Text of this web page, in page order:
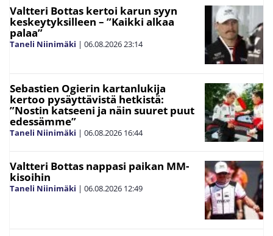
Valtteri Bottas kertoi karun syyn
keskeytyksilleen – ”Kaikki alkaa
palaa”
Taneli Niinimäki | 06.08.202623:14
Sebastien Ogierin kartanlukija
kertoo pysäyttävistä hetkistä:
”Nostin katseeni ja näin suuret puut
edessämme”
Taneli Niinimäki | 06.08.2026 16:44
Valtteri Bottas nappasi paikan MM-
kisoihin
Taneli Niinimäki | 06.08.2026 12:49